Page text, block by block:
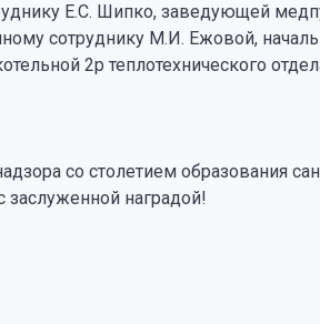
Е.С. Шипко, заведующей
сотруднику М.И. Ежовой,
2р теплотехнического
со столетием образования
наградой!